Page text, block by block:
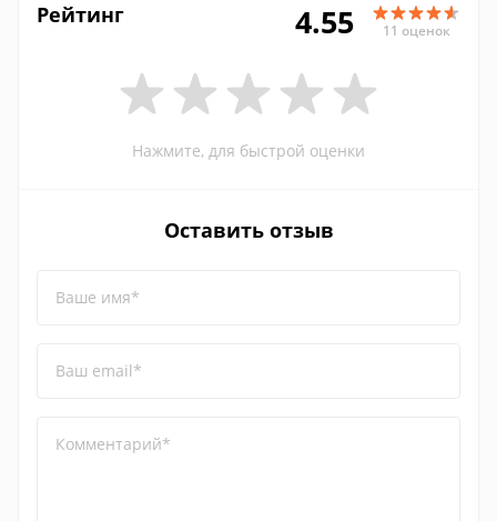
Рейтинг 4.55 11 оценок
Нажмите, для быстрой оценки
Оставить отзыв
Ваше имя*
Ваш email*
Комментарий*